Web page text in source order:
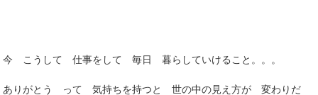
今 こうして 仕事をして 毎日 暮らしていけること。。。
ありがとう って 気持ちを持つと 世の中の見え方が 変わりだ